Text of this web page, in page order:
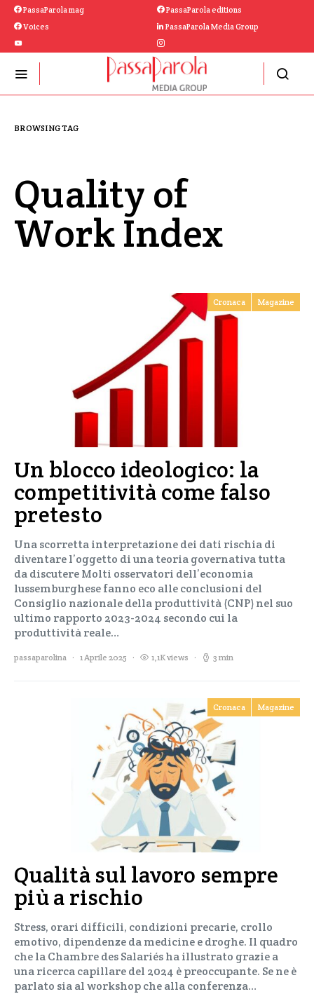
PassaParola mag
PassaParola editions
Voices
PassaParola Media Group
BROWSING TAG
Quality of
Work Index
Cronaca Magazine
Un blocco ideologico: la
competitività come falso
pretesto
Una scorretta interpretazione dei dati rischia di
diventare l’oggetto di una teoria governativa tutta
da discutere Molti osservatori dell’economia
lussemburghese fanno eco alle conclusioni del
Consiglio nazionale della produttività (CNP) nel suo
ultimo rapporto 2023-2024 secondo cui la
produttività reale…
passaparolina 1 Aprile 2025 1,1K views 3 min
Cronaca Magazine
Qualità sul lavoro sempre
più a rischio
Stress, orari difficili, condizioni precarie, crollo
emotivo, dipendenze da medicine e droghe. Il quadro
che la Chambre des Salariés ha illustrato grazie a
una ricerca capillare del 2024 è preoccupante. Se ne è
parlato sia al workshop che alla conferenza…